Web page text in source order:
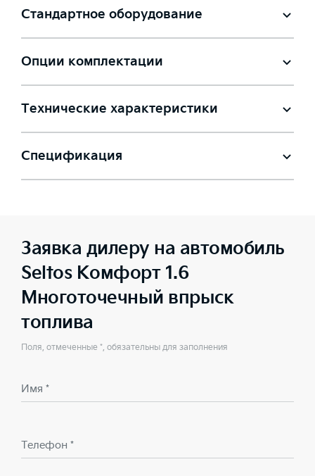
Стандартное оборудование
Опции комплектации
Технические характеристики
Спецификация
Заявка дилеру на автомобиль
Seltos Комфорт 1.6
Многоточечный впрыск
топлива
Поля, отмеченные *, обязательны для заполнения
Имя *
Телефон *